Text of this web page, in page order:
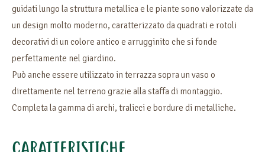
guidati lungo la struttura metallica e le piante sono valorizzate da
un design molto moderno, caratterizzato da quadrati e rotoli
decorativi di un colore antico e arrugginito che si fonde
perfettamente nel giardino.
Può anche essere utilizzato in terrazza sopra un vaso o
direttamente nel terreno grazie alla staffa di montaggio.
Completa la gamma di archi, tralicci e bordure di metalliche.